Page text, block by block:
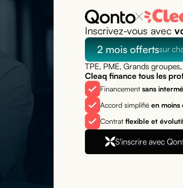
Inscrivez-vous avec
2 mois offertssur
TPE, PME, Grands
Cleaq finance tous les
Financement sans
Accord simplifié en moins
Contrat flexible et
S'inscrire avec